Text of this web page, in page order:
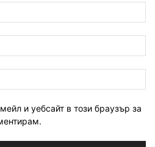
и уебсайт в този браузър за